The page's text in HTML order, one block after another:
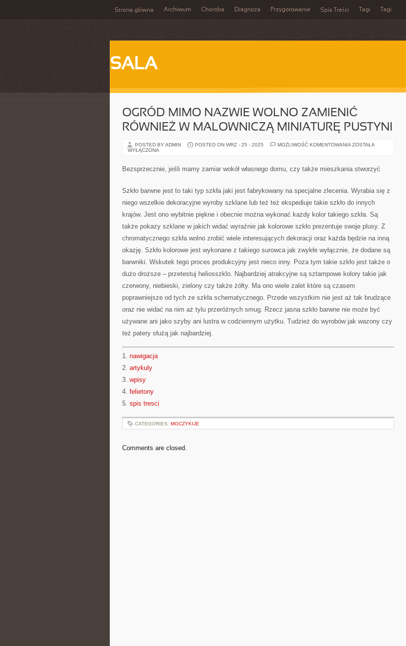
Strona główna Archiwum Choroba Diagnoza Przygotowanie Spis Treści Tagi Tagi
SALA
OGRÓD MIMO NAZWIE WOLNO ZAMIENIĆ
RÓWNIEŻ W MALOWNICZĄ MINIATURĘ PUSTYNI
POSTED BY ADMIN POSTED ON WRZ - 25 - 2025 MOŻLIWOŚĆ KOMENTOWANIA OGRÓD
ZAMIENIĆ
RÓWNIEŻ
MINIATURĘ
PUSTYNI
ZOSTAŁA
WYŁĄCZONA
Bezsprzecznie, jeśli mamy zamiar wokół własnego domu, czy także mieszkania stworzyć
Szkło barwne jest to taki typ szkła jaki jest fabrykowany na specjalne zlecenia. Wyrabia się z
niego wszelkie dekoracyjne wyroby szklane lub też też ekspediuje takie szkło do innych
krajów. Jest ono wybitnie piękne i obecnie można wykonać każdy kolor takiego szkła. Są
także pokazy szklane w jakich widać wyraźnie jak kolorowe szkło prezentuje swoje plusy. Z
chromatycznego szkła wolno zrobić wiele interesujących dekoracji oraz każda będzie na inną
okazję. Szkło kolorowe jest wykonane z takiego surowca jak zwykłe wyłącznie, że dodane są
barwniki. Wskutek tego proces produkcyjny jest nieco inny. Poza tym takie szkło jest także o
dużo droższe – przetestuj heliosszklo. Najbardziej atrakcyjne są sztampowe kolory takie jak
czerwony, niebieski, zielony czy także żółty. Ma ono wiele zalet które są czasem
poprawniejsze od tych ze szkła schematycznego. Przede wszystkim nie jest aż tak brudzące
oraz nie widać na nim aż tylu przeróżnych smug. Rzecz jasna szkło barwne nie może być
używane ani jako szyby ani lustra w codziennym użytku. Tudzież do wyrobów jak wazony czy
też patery służą jak najbardziej.
1. nawigacja
2. artykuly
3. wpisy
4. felietony
5. spis tresci
CATEGORIES: MOCZYKIJE
Comments are closed.